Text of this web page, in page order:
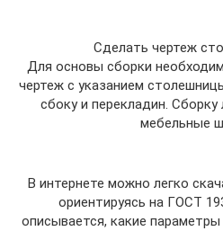
Сделать чертеж
Для основы сборки
чертеж с указанием
сбоку и перекладин.
мебельные
В интернете можно легко
ориентируясь на ГОСТ
описывается, какие